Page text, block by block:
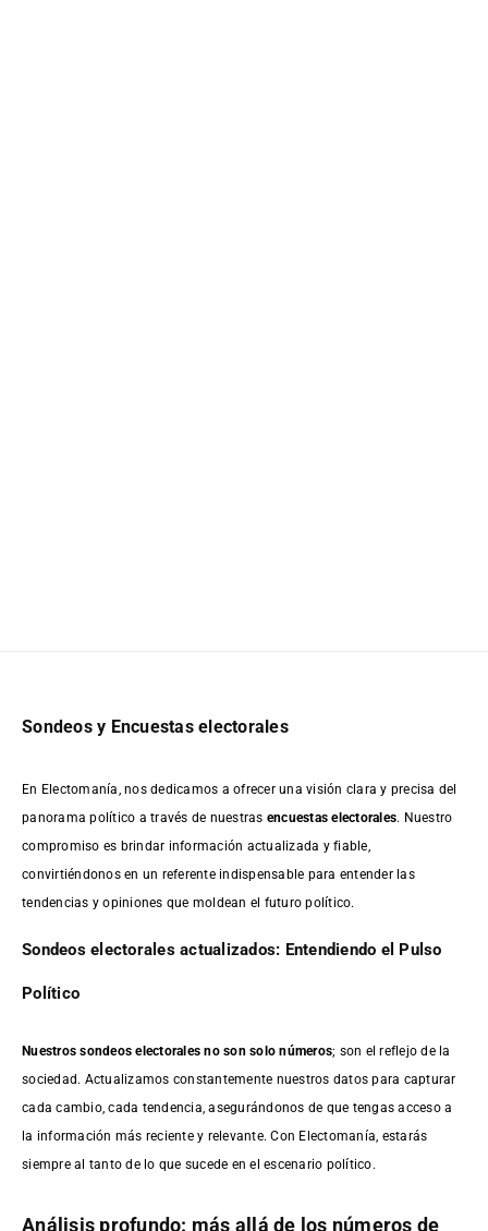
Sondeos y Encuestas electorales
En Electomanía, nos dedicamos a ofrecer una visión clara y precisa del
panorama político a través de nuestras encuestas electorales. Nuestro
compromiso es brindar información actualizada y fiable,
convirtiéndonos en un referente indispensable para entender las
tendencias y opiniones que moldean el futuro político.
Sondeos electorales actualizados: Entendiendo el Pulso
Político
Nuestros sondeos electorales no son solo números; son el reflejo de la
sociedad. Actualizamos constantemente nuestros datos para capturar
cada cambio, cada tendencia, asegurándonos de que tengas acceso a
la información más reciente y relevante. Con Electomanía, estarás
siempre al tanto de lo que sucede en el escenario político.
Análisis profundo: más allá de los números de